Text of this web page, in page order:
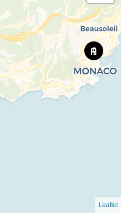
Leaflet